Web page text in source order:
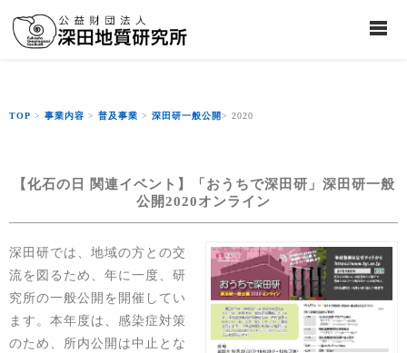
TOP > 事業内容 > 普及事業 > 深田研一般公開> 2020
【化石の日 関連イベント】「おうちで深田研」深田研一般
公開2020オンライン
深田研では、地域の方との交
流を図るため、年に一度、研
究所の一般公開を開催してい
ます。本年度は、感染症対策
のため、所内公開は中止とな